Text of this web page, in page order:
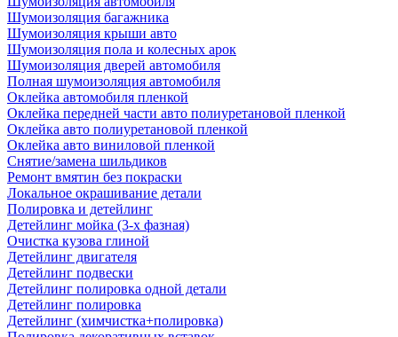
Шумоизоляция багажника
Шумоизоляция крыши авто
Шумоизоляция пола и колесных арок
Шумоизоляция дверей автомобиля
Полная шумоизоляция автомобиля
Оклейка автомобиля пленкой
Оклейка передней части авто полиуретановой пленкой
Оклейка авто полиуретановой пленкой
Оклейка авто виниловой пленкой
Снятие/замена шильдиков
Ремонт вмятин без покраски
Локальное окрашивание детали
Полировка и детейлинг
Детейлинг мойка (3-х фазная)
Очистка кузова глиной
Детейлинг двигателя
Детейлинг подвески
Детейлинг полировка одной детали
Детейлинг полировка
Детейлинг (химчистка+полировка)